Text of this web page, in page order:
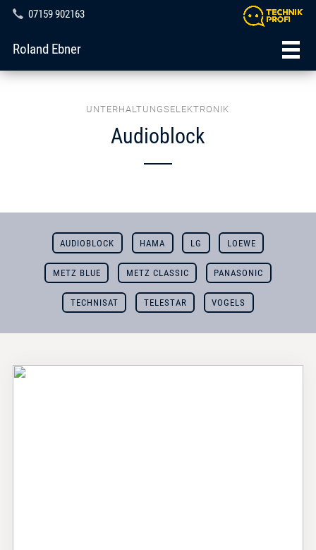
07159 902163
Roland Ebner
UNTERHALTUNGSELEKTRONIK
Audioblock
AUDIOBLOCK HAMA LG LOEWE
METZ BLUE METZ CLASSIC PANASONIC
TECHNISAT TELESTAR VOGELS